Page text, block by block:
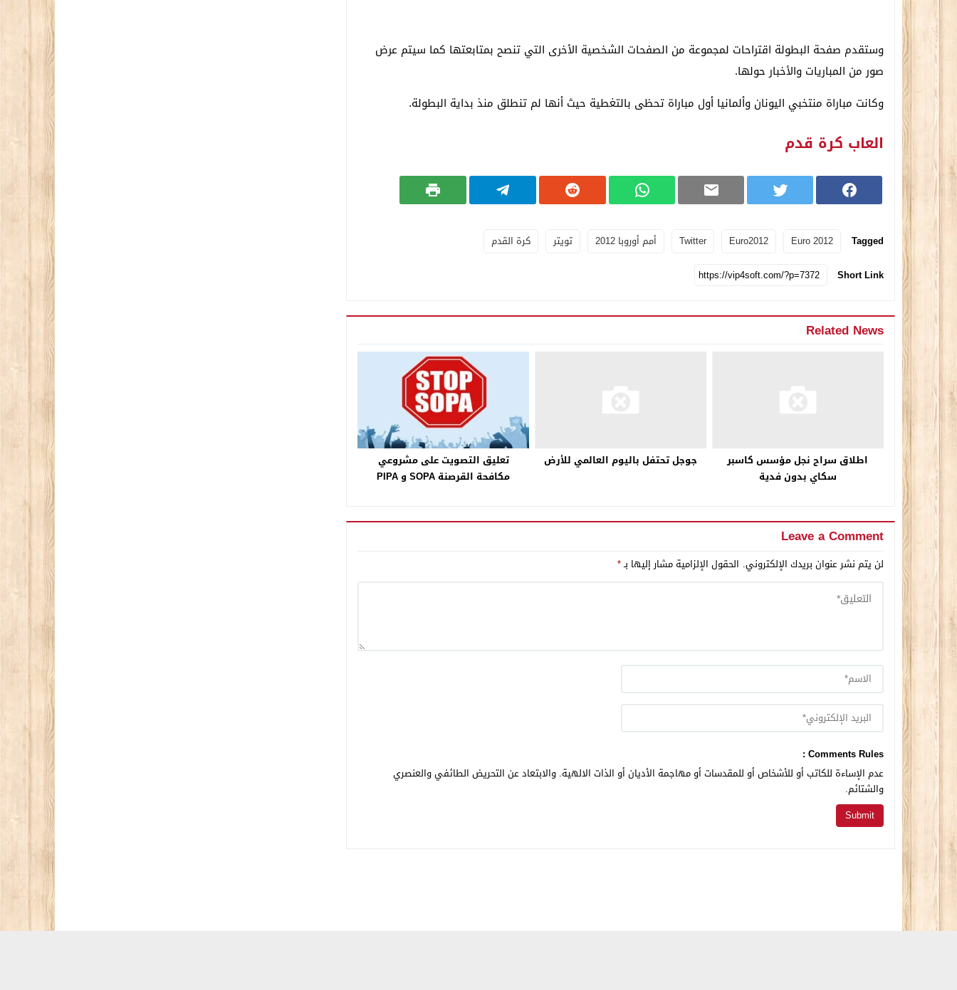
وستقدم صفحة البطولة اقتراحات لمجموعة من الصفحات الشخصية الأخرى التي تنصح بمتابعتها كما سيتم عرض
صور من المباريات والأخبار حولها.
وكانت مباراة منتخبي اليونان وألمانيا أول مباراة تحظى بالتغطية حيث أنها لم تنطلق منذ بداية البطولة.
العاب كرة قدم
Tagged
Euro 2012
Euro2012
Twitter أمم أوروبا 2012 تويتر
كرة القدم
Short Link
Related News
اطلاق سراح نجل مؤسس كاسبر
سكاي بدون فدية
جوجل تحتفل باليوم العالمي للأرض
تعليق التصويت على مشروعي
مكافحة القرصنة SOPA و PIPA
Leave a Comment
لن يتم نشر عنوان بريدك الإلكتروني. الحقول الإلزامية مشار إليها بـ*
Comments Rules :
عدم الإساءة للكاتب أو للأشخاص أو للمقدسات أو مهاجمة الأديان أو الذات الالهية. والابتعاد عن التحريض الطائفي والعنصري
والشتائم.